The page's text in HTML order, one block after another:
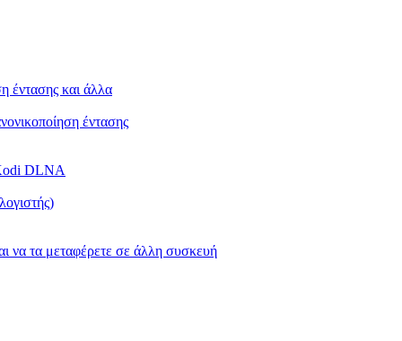
έντασης και άλλα
έντασης
DLNA
να τα μεταφέρετε σε άλλη συσκευή